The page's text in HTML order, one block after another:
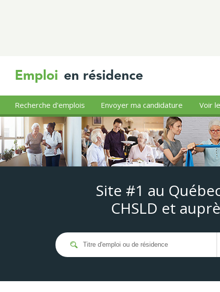
Recherche d'emplois Envoyer ma candidature Voir
Site #1 au
CHSLD et